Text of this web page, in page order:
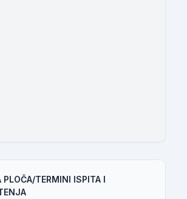
PLOČA/TERMINI ISPITA I